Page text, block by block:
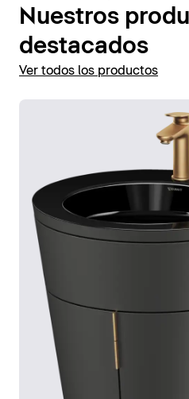
Nuestros
destacados
Ver todos los productos